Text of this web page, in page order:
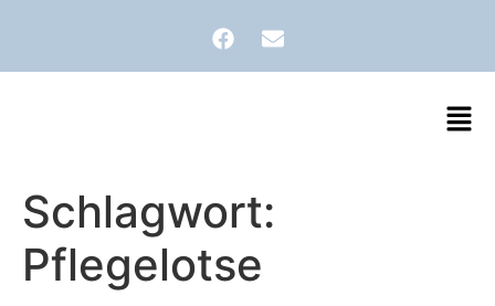
Schlagwort:
Pflegelotse